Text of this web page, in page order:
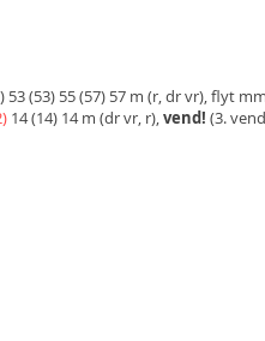
(53) 55 (57) 57 m (r, dr vr), flyt
14 (14) 14 m (dr vr, r),vend! (3.